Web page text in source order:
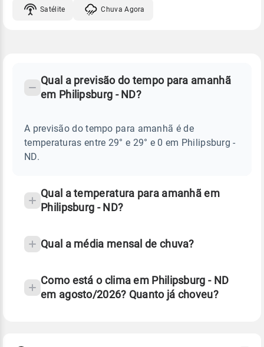
Satélite Chuva Agora
PHILIPSBURG
Perguntas
sobre
chuva
Qual a previsão do tempo para amanhã
em Philipsburg - ND?
A previsão do tempo para amanhã é de
temperaturas entre 29° e 29° e 0 em Philipsburg -
ND.
Qual a temperatura para amanhã em
Philipsburg - ND?
Qual a média mensal de chuva?
Como está o clima em Philipsburg - ND
em agosto/2026? Quanto já choveu?